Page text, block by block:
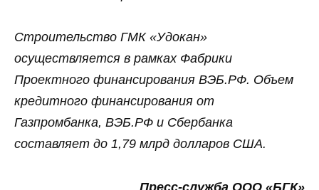
Строительство ГМК «Удокан»
осуществляется в рамках Фабрики
Проектного финансирования ВЭБ.РФ. Объем
кредитного финансирования от
Газпромбанка, ВЭБ.РФ и Сбербанка
составляет до 1,79 млрд долларов США.
Пресс-служба ООО «БГК»